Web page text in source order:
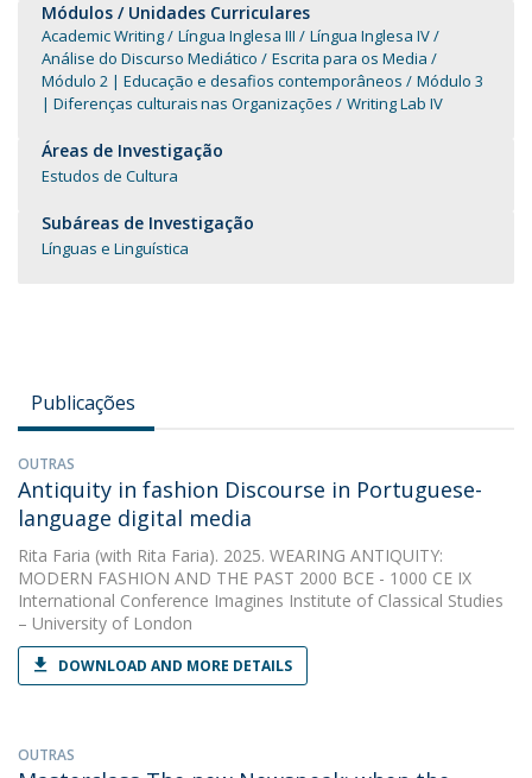
Módulos / Unidades Curriculares
Academic Writing Língua Inglesa III
Língua Inglesa IV
Análise do Discurso Mediático
Escrita para os Media
Módulo 2 | Educação e desafios contemporâneos
Módulo 3
| Diferenças culturais nas Organizações
Writing Lab IV
Áreas de Investigação
Estudos de Cultura
Subáreas de Investigação
Línguas e Linguística
Publicações
OUTRAS
Antiquity in fashion Discourse in Portuguese-
language digital media
Rita Faria (with Rita Faria). 2025. WEARING ANTIQUITY:
MODERN FASHION AND THE PAST 2000 BCE - 1000 CE IX
International Conference Imagines Institute of Classical Studies
– University of London
DOWNLOAD AND MORE DETAILS
OUTRAS